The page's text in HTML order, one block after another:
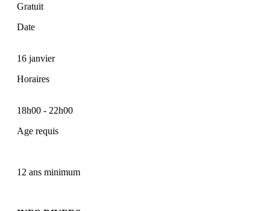
Gratuit
Date
16 janvier
Horaires
18h00 - 22h00
Age requis
12 ans minimum